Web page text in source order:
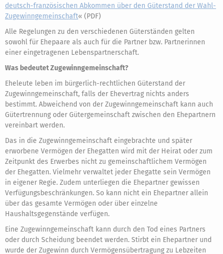
deutsch-französischen Abkommen über den Güterstand der Wahl-
Zugewinngemeinschaft« (PDF)
Alle Regelungen zu den verschiedenen Güterständen gelten
sowohl für Ehepaare als auch für die Partner bzw. Partnerinnen
einer eingetragenen Lebenspartnerschaft.
Was bedeutet Zugewinngemeinschaft?
Eheleute leben im bürgerlich-rechtlichen Güterstand der
Zugewinngemeinschaft, falls der Ehevertrag nichts anders
bestimmt. Abweichend von der Zugewinngemeinschaft kann auch
Gütertrennung oder Gütergemeinschaft zwischen den Ehepartnern
vereinbart werden.
Das in die Zugewinngemeinschaft eingebrachte und später
erworbene Vermögen der Ehegatten wird mit der Heirat oder zum
Zeitpunkt des Erwerbes nicht zu gemeinschaftlichem Vermögen
der Ehegatten. Vielmehr verwaltet jeder Ehegatte sein Vermögen
in eigener Regie. Zudem unterliegen die Ehepartner gewissen
Verfügungsbeschränkungen. So kann nicht ein Ehepartner allein
über das gesamte Vermögen oder über einzelne
Haushaltsgegenstände verfügen.
Eine Zugewinngemeinschaft kann durch den Tod eines Partners
oder durch Scheidung beendet werden. Stirbt ein Ehepartner und
wurde der Zugewinn durch Vermögensübertragung zu Lebzeiten